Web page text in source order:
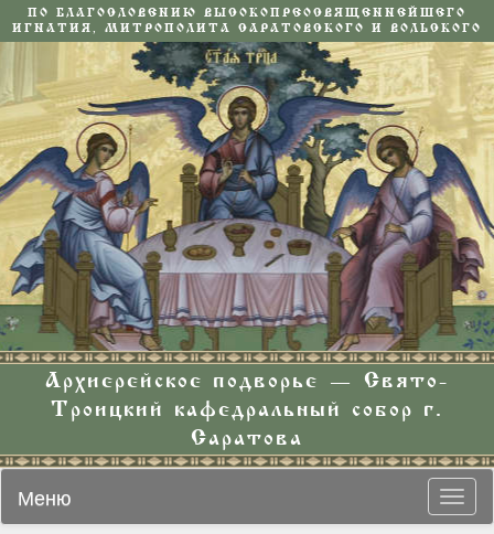
ПО БЛАГОСЛОВЕНИЮ ВЫСОКОПРЕОСВЯЩЕННЕЙШЕГО
ИГНАТИЯ, МИТРОПОЛИТА САРАТОВСКОГО И ВОЛЬСКОГО
Архиерейское подворье — Свято-
Троицкий кафедральный собор г.
Саратова
Меню